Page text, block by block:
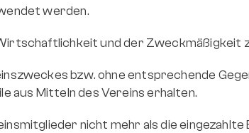
werden.
und der Zweckmäßigkeit
bzw. ohne entsprechende
aus Mitteln des Vereins erhalten.
nicht mehr als die eingezahlte